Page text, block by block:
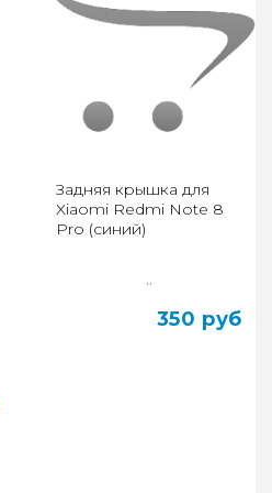
Задняя крышка для
Xiaomi Redmi Note 8
Pro (синий)
..
350 руб